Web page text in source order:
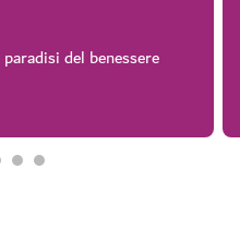
del benessere